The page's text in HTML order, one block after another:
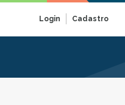
Login Cadastro